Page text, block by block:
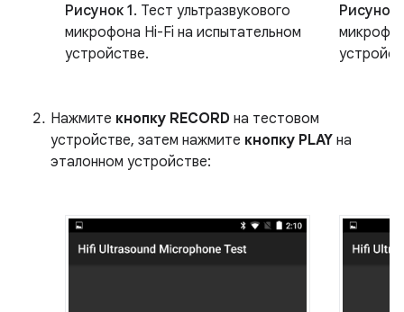
Рисунок 1. Тест ультразвукового
микрофона Hi-Fi на испытательном
устройстве.
Рисунок
Нажмите кнопку RECORD на тестовом
устройстве, затем нажмите кнопку PLAY на
эталонном устройстве: